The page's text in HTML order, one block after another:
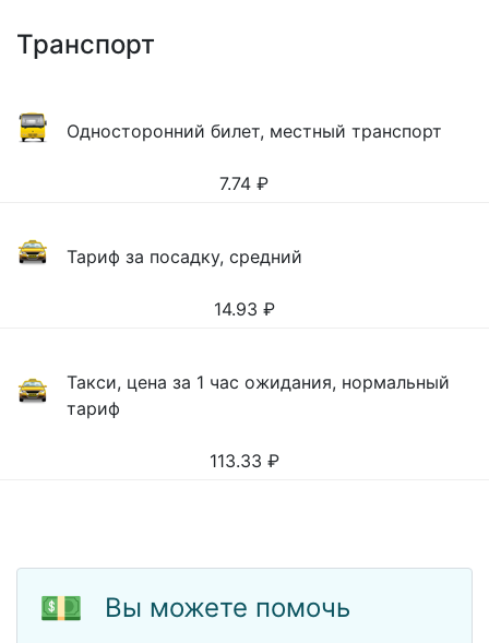
Транспорт
Односторонний билет, местный транспорт
7.74 ₽
Тариф за посадку, средний
14.93 ₽
Такси, цена за 1 час ожидания, нормальный
тариф
113.33 ₽
💵
Вы можете помочь